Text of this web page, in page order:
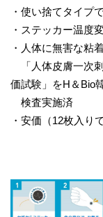
・使い捨てタイプ
・ステッカー温度
・人体に無害な粘
「人体皮膚一次
価試験」をH＆Bio
検査実施済
・安価（12枚入り